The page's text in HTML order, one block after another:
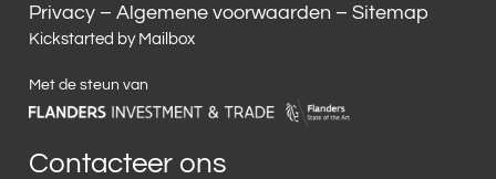
Privacy – Algemene voorwaarden – Sitemap
Kickstarted by Mailbox
Met de steun van
Contacteer ons